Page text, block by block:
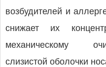
возбудителей и
снижает их
механическому
слизистой оболочки